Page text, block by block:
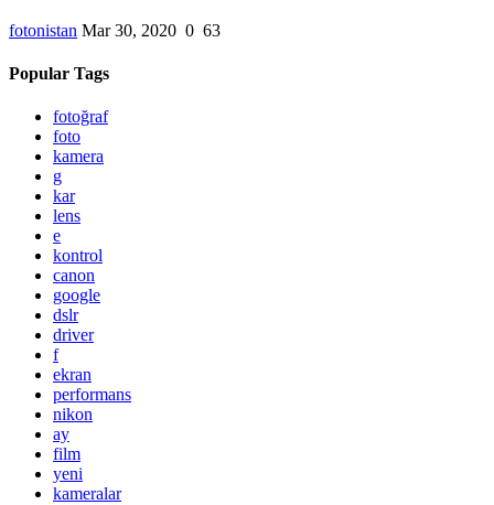
fotonistan Mar 30, 2020 0 63
Popular Tags
fotoğraf
foto
kamera
g
kar
lens
e
kontrol
canon
google
dslr
driver
f
ekran
performans
nikon
ay
film
yeni
kameralar